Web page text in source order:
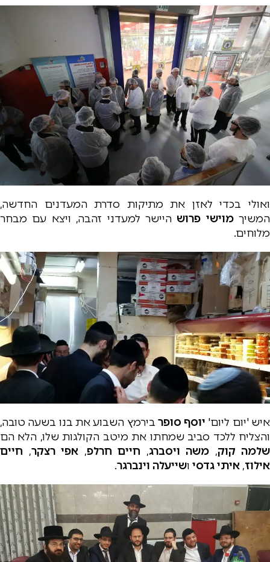
ואולי בכדי לאזן את מתיקות סדרת המעדנים החדשה,
המשיךמוישי פרוש היישר למעדני זהבה, ויצא עם מבחר
מלוחים.
איש 'יום ליום' יוסף סופר בירמץ השבוע את בנו בשעה טובה,
והצליח ללכד סביב שמחתו את מיטב הקולגות שלו, הלא הם
שלמה קוק, משה ויסברג, חיים חרלפ, אפי רצקר, חיים
אילוז, איתי גדסי ושייעלה וינברגר.